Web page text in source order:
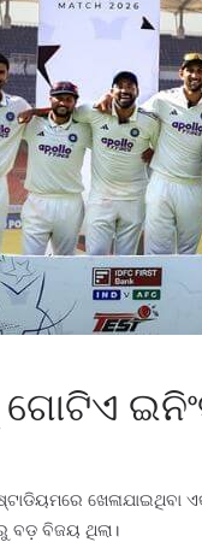
ବଡ଼ ବିଜୟ ଥିଲା।